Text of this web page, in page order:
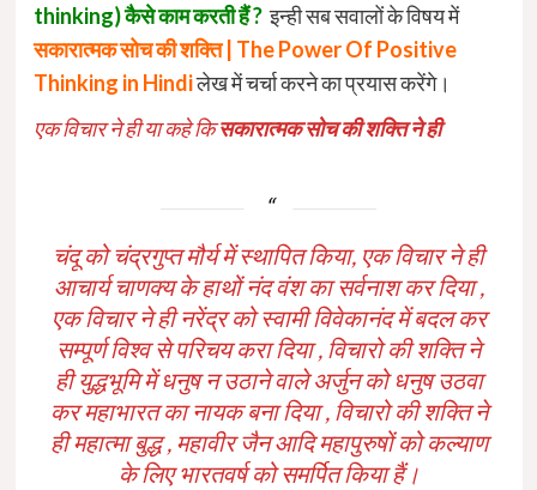
thinking) कैसे काम करती हैं ? इन्ही सब सवालों के विषय में
सकारात्मक सोच की शक्ति | The Power Of Positive
Thinking in Hindiलेख में चर्चा करने का प्रयास करेंगे।
एक विचार ने ही या कहे किसकारात्मक सोच की शक्ति ने ही
चंदू को चंद्रगुप्त मौर्य में स्थापित किया, एक विचार ने ही
आचार्य चाणक्य के हाथों नंद वंश का सर्वनाश कर दिया ,
एक विचार ने ही नरेंद्र को स्वामी विवेकानंद में बदल कर
सम्पूर्ण विश्व से परिचय करा दिया , विचारो की शक्ति ने
ही युद्धभूमि में धनुष न उठाने वाले अर्जुन को धनुष उठवा
कर महाभारत का नायक बना दिया , विचारो की शक्ति ने
ही महात्मा बुद्ध , महावीर जैन आदि महापुरुषों को कल्याण
के लिए भारतवर्ष को समर्पित किया हैं।